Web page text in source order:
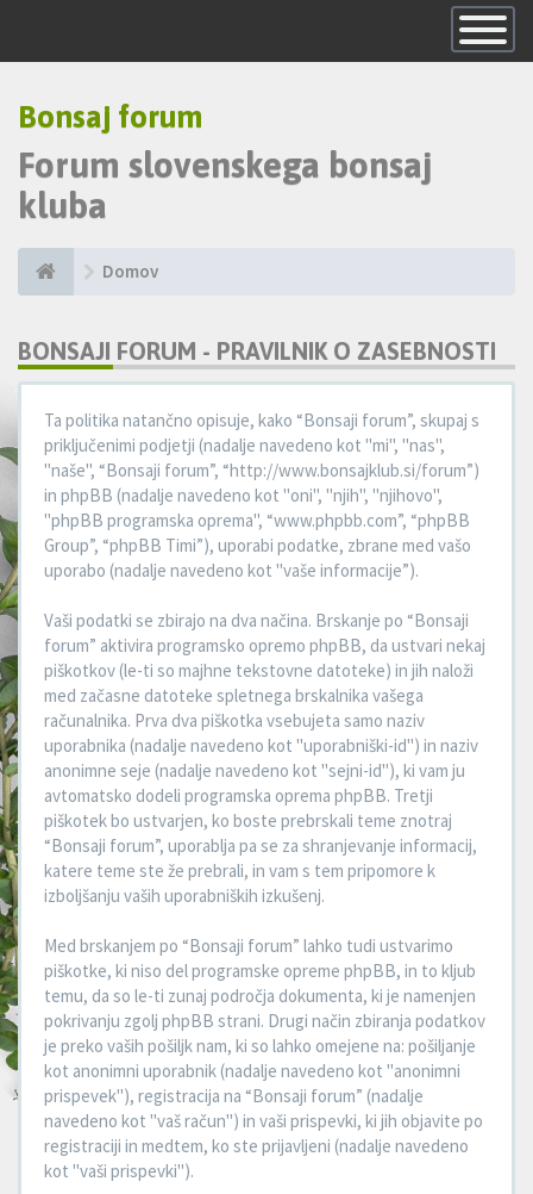
Skrij
navigacijo
Bonsaj forum
Forum slovenskega bonsaj
kluba
Domov
BONSAJI FORUM - PRAVILNIK O ZASEBNOSTI
Ta politika natančno opisuje, kako “Bonsaji forum”, skupaj s
priključenimi podjetji (nadalje navedeno kot "mi", "nas",
"naše", “Bonsaji forum”, “http://www.bonsajklub.si/forum”)
in phpBB (nadalje navedeno kot "oni", "njih", "njihovo",
"phpBB programska oprema", “www.phpbb.com”, “phpBB
Group”, “phpBB Timi”), uporabi podatke, zbrane med vašo
uporabo (nadalje navedeno kot "vaše informacije”).
Vaši podatki se zbirajo na dva načina. Brskanje po “Bonsaji
forum” aktivira programsko opremo phpBB, da ustvari nekaj
piškotkov (le-ti so majhne tekstovne datoteke) in jih naloži
med začasne datoteke spletnega brskalnika vašega
računalnika. Prva dva piškotka vsebujeta samo naziv
uporabnika (nadalje navedeno kot "uporabniški-id") in naziv
anonimne seje (nadalje navedeno kot "sejni-id"), ki vam ju
avtomatsko dodeli programska oprema phpBB. Tretji
piškotek bo ustvarjen, ko boste prebrskali teme znotraj
“Bonsaji forum”, uporablja pa se za shranjevanje informacij,
katere teme ste že prebrali, in vam s tem pripomore k
izboljšanju vaših uporabniških izkušenj.
Med brskanjem po “Bonsaji forum” lahko tudi ustvarimo
piškotke, ki niso del programske opreme phpBB, in to kljub
temu, da so le-ti zunaj področja dokumenta, ki je namenjen
pokrivanju zgolj phpBB strani. Drugi način zbiranja podatkov
je preko vaših pošiljk nam, ki so lahko omejene na: pošiljanje
kot anonimni uporabnik (nadalje navedeno kot "anonimni
prispevek"), registracija na “Bonsaji forum” (nadalje
navedeno kot "vaš račun") in vaši prispevki, ki jih objavite po
registraciji in medtem, ko ste prijavljeni (nadalje navedeno
kot "vaši prispevki").